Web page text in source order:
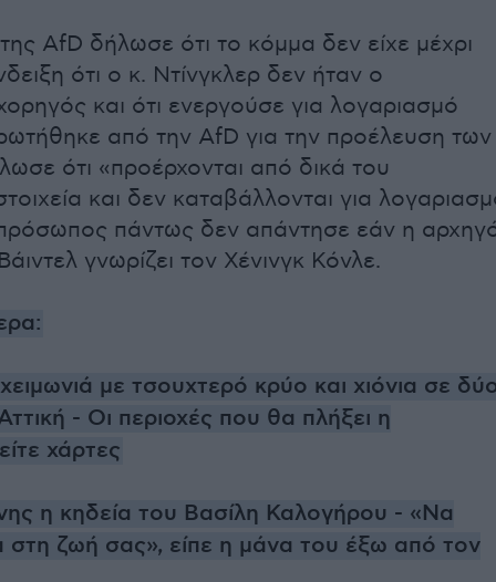
AfD δήλωσε ότι το κόμμα δεν είχε μέχρι
ότι ο κ. Ντίνγκλερ δεν ήταν ο
και ότι ενεργούσε για λογαριασμό
από την AfD για την προέλευση των
ότι «προέρχονται από δικά του
και δεν καταβάλλονται για
πάντως δεν απάντησε εάν η
γνωρίζει τον Χένινγκ Κόνλε.
με τσουχτερό κρύο και χιόνια σε
- Οι περιοχές που θα πλήξει η
χάρτες
η κηδεία του Βασίλη Καλογήρου - «Να
στη ζωή σας», είπε η μάνα του έξω από τον